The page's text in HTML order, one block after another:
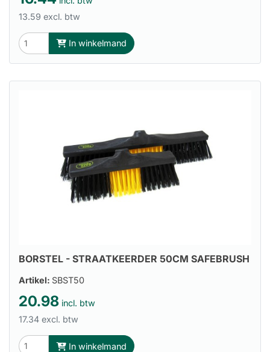
13.59 excl. btw
In winkelmand
BORSTEL - STRAATKEERDER 50CM SAFEBRUSH
Artikel: SBST50
20.98 incl. btw
17.34 excl. btw
In winkelmand